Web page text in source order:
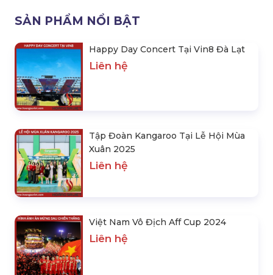
SẢN PHẨM NỔI BẬT
Happy Day Concert Tại Vin8 Đà Lạt
Liên hệ
Tập Đoàn Kangaroo Tại Lễ Hội Mùa
Xuân 2025
Liên hệ
Việt Nam Vô Địch Aff Cup 2024
Liên hệ